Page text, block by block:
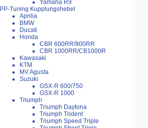
Yamaha R9
PP-Tuning Kupplungshebel
Aprilia
BMW
Ducati
Honda
CBR 600RR/900RR
CBR 1000RR/CB1000R
Kawasaki
KTM
MV Agusta
Suzuki
GSX-R 600/750
GSX-R 1000
Triumph
Triumph Daytona
Triumph Trident
Triumph Speed Triple